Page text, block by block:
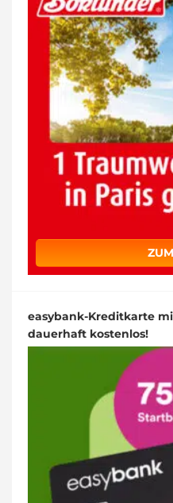
easybank-Kreditkarte
dauerhaft kostenlos!